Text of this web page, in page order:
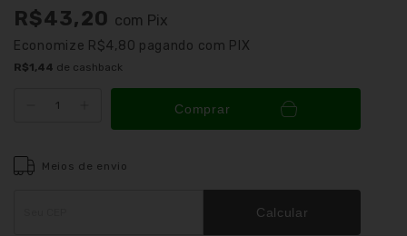
R$43,20 com Pix
Economize R$4,80 pagando com PIX
R$1,44 de cashback
Comprar
Meios de envio
ALTERAR CEP
Calcular